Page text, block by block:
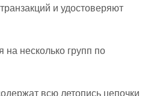
и удостоверяют
несколько групп по
всю летопись цепочки